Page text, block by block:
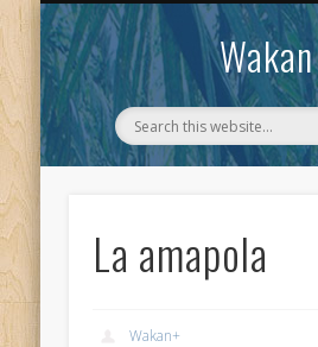
Wakan
WAKAN
CONTACTO
La amapola
Wakan+